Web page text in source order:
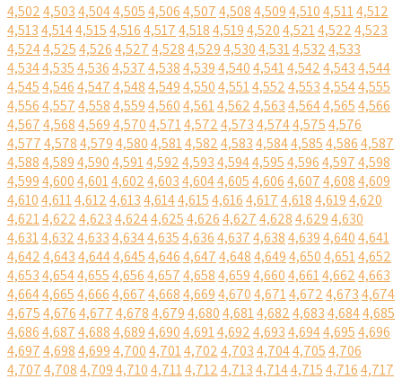
4,5024,5034,5044,5054,5064,5074,5084,5094,5104,5114,512
4,5134,5144,5154,5164,5174,5184,5194,5204,5214,5224,523
4,5244,5254,5264,5274,5284,5294,5304,5314,5324,533
4,5344,5354,5364,5374,5384,5394,5404,5414,5424,5434,544
4,5454,5464,5474,5484,5494,5504,5514,5524,5534,5544,555
4,5564,5574,5584,5594,5604,5614,5624,5634,5644,5654,566
4,5674,5684,5694,5704,5714,5724,5734,5744,5754,576
4,5774,5784,5794,5804,5814,5824,5834,5844,5854,5864,587
4,5884,5894,5904,5914,5924,5934,5944,5954,5964,5974,598
4,5994,6004,6014,6024,6034,6044,6054,6064,6074,6084,609
4,6104,6114,6124,6134,6144,6154,6164,6174,6184,6194,620
4,6214,6224,6234,6244,6254,6264,6274,6284,6294,630
4,6314,6324,6334,6344,6354,6364,6374,6384,6394,6404,641
4,6424,6434,6444,6454,6464,6474,6484,6494,6504,6514,652
4,6534,6544,6554,6564,6574,6584,6594,6604,6614,6624,663
4,6644,6654,6664,6674,6684,6694,6704,6714,6724,6734,674
4,6754,6764,6774,6784,6794,6804,6814,6824,6834,6844,685
4,6864,6874,6884,6894,6904,6914,6924,6934,6944,6954,696
4,6974,6984,6994,7004,7014,7024,7034,7044,7054,706
4,7074,7084,7094,7104,7114,7124,7134,7144,7154,7164,717